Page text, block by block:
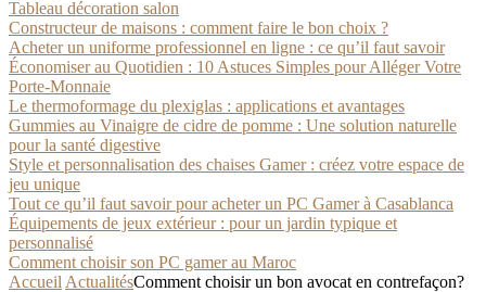
Tableau décoration salon
Constructeur de maisons : comment faire le bon choix ?
Acheter un uniforme professionnel en ligne : ce qu’il faut savoir
Économiser au Quotidien : 10 Astuces Simples pour Alléger Votre
Porte-Monnaie
Le thermoformage du plexiglas : applications et avantages
Gummies au Vinaigre de cidre de pomme : Une solution naturelle
pour la santé digestive
Style et personnalisation des chaises Gamer : créez votre espace de
jeu unique
Tout ce qu’il faut savoir pour acheter un PC Gamer à Casablanca
Équipements de jeux extérieur : pour un jardin typique et
personnalisé
Comment choisir son PC gamer au Maroc
Accueil ActualitésComment choisir un bon avocat en contrefaçon?